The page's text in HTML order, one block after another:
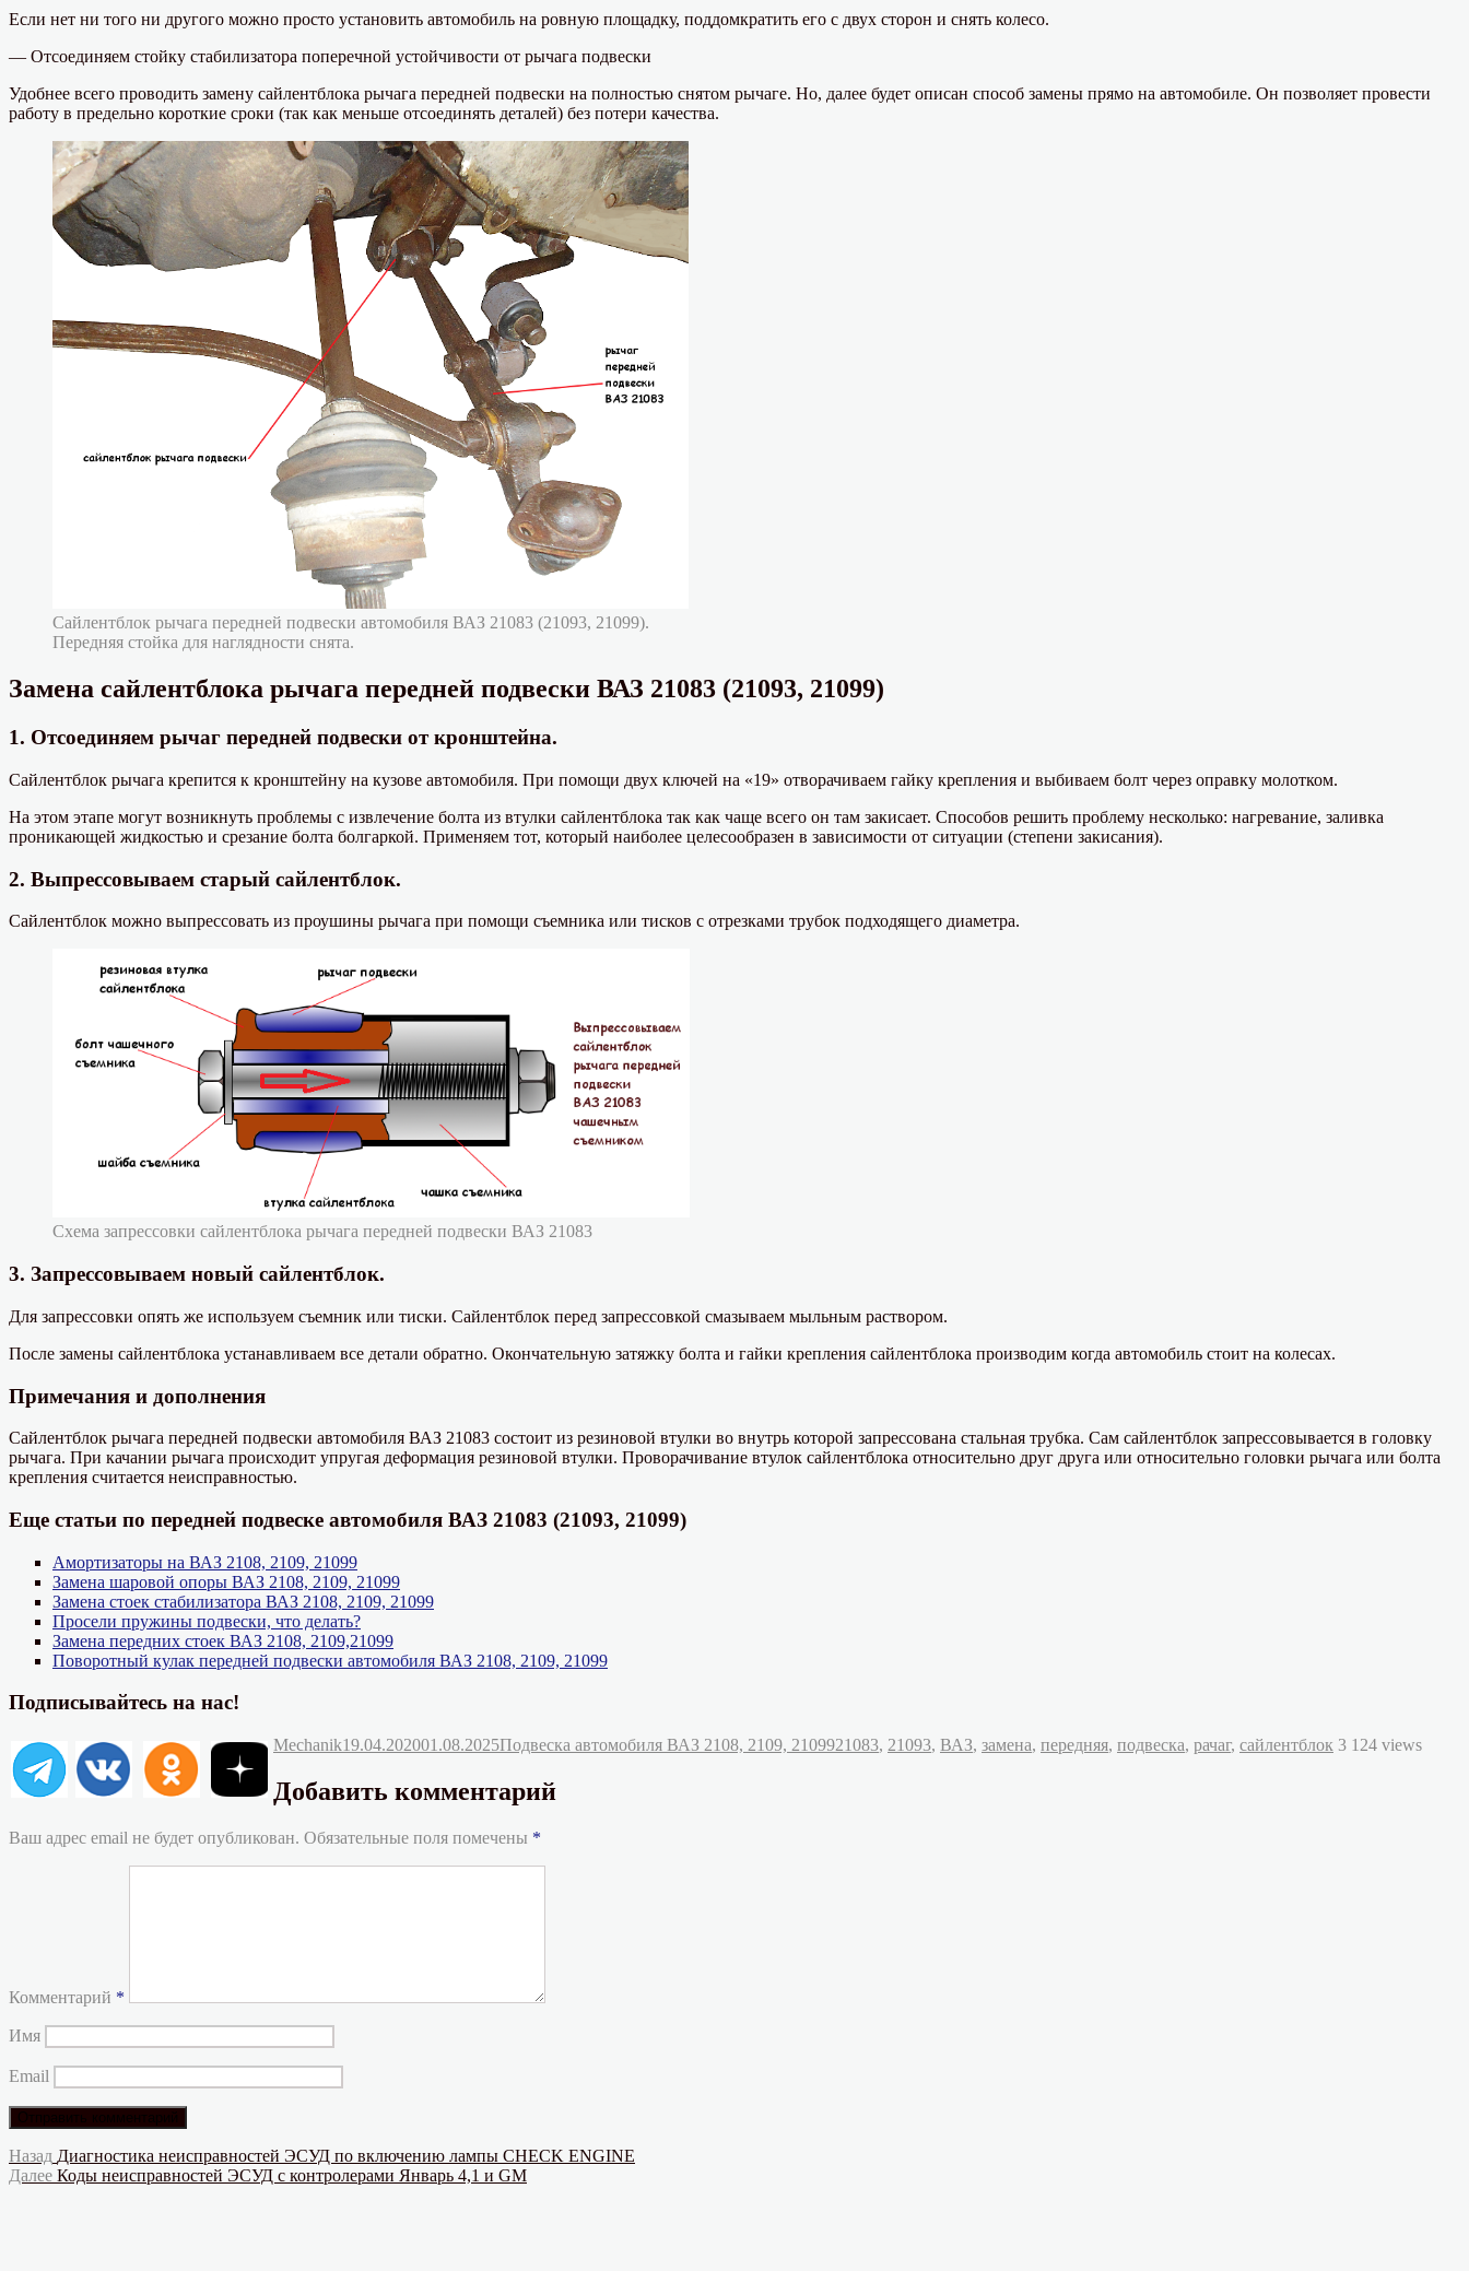
Если нет ни того ни другого можно просто установить автомобиль на ровную площадку, поддомкратить его с двух сторон и снять колесо.
— Отсоединяем стойку стабилизатора поперечной устойчивости от рычага подвески
Удобнее всего проводить замену сайлентблока рычага передней подвески на полностью снятом рычаге. Но, далее будет описан способ замены прямо на автомобиле. Он позволяет провести
работу в предельно короткие сроки (так как меньше отсоединять деталей) без потери качества.
Сайлентблок рычага передней подвески автомобиля ВАЗ 21083 (21093, 21099).
Передняя стойка для наглядности снята.
Замена сайлентблока рычага передней подвески ВАЗ 21083 (21093, 21099)
1. Отсоединяем рычаг передней подвески от кронштейна.
Сайлентблок рычага крепится к кронштейну на кузове автомобиля. При помощи двух ключей на «19» отворачиваем гайку крепления и выбиваем болт через оправку молотком.
На этом этапе могут возникнуть проблемы с извлечение болта из втулки сайлентблока так как чаще всего он там закисает. Способов решить проблему несколько: нагревание, заливка
проникающей жидкостью и срезание болта болгаркой. Применяем тот, который наиболее целесообразен в зависимости от ситуации (степени закисания).
2. Выпрессовываем старый сайлентблок.
Сайлентблок можно выпрессовать из проушины рычага при помощи съемника или тисков с отрезками трубок подходящего диаметра.
Схема запрессовки сайлентблока рычага передней подвески ВАЗ 21083
3. Запрессовываем новый сайлентблок.
Для запрессовки опять же используем съемник или тиски. Сайлентблок перед запрессовкой смазываем мыльным раствором.
После замены сайлентблока устанавливаем все детали обратно. Окончательную затяжку болта и гайки крепления сайлентблока производим когда автомобиль стоит на колесах.
Примечания и дополнения
Сайлентблок рычага передней подвески автомобиля ВАЗ 21083 состоит из резиновой втулки во внутрь которой запрессована стальная трубка. Сам сайлентблок запрессовывается в головку
рычага. При качании рычага происходит упругая деформация резиновой втулки. Проворачивание втулок сайлентблока относительно друг друга или относительно головки рычага или болта
крепления считается неисправностью.
Еще статьи по передней подвеске автомобиля ВАЗ 21083 (21093, 21099)
Амортизаторы на ВАЗ 2108, 2109, 21099
Замена шаровой опоры ВАЗ 2108, 2109, 21099
Замена стоек стабилизатора ВАЗ 2108, 2109, 21099
Просели пружины подвески, что делать?
Замена передних стоек ВАЗ 2108, 2109,21099
Поворотный кулак передней подвески автомобиля ВАЗ 2108, 2109, 21099
Подписывайтесь на нас!
Автор
MechanikОпубликовано
19.04.202001.08.2025Рубрики
Подвеска автомобиля ВАЗ 2108, 2109, 21099Метки
21083, 21093, ВАЗ, замена, передняя, подвеска, рачаг, сайлентблок 3 124 views
Добавить комментарий
Ваш адрес email не будет опубликован. Обязательные поля помечены *
Комментарий *
Имя
Email
Навигация
по
Назад Предыдущая
запись:
Диагностика неисправностей ЭСУД по включению лампы CHECK ENGINE
Далее Следующая
Коды неисправностей ЭСУД с контролерами Январь 4,1 и GM